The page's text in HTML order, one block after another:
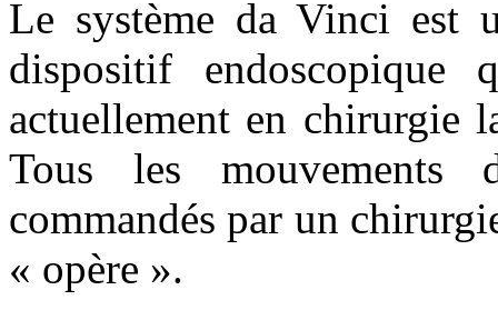
Le système da Vinci est
dispositif endoscopique
actuellement en chirurgie
Tous les mouvements
commandés par un
« opère ».